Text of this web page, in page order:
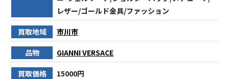
レザー/ゴールド金具/ファッション
買取地域 市川市
品物 GIANNI VERSACE
買取価格 15000円